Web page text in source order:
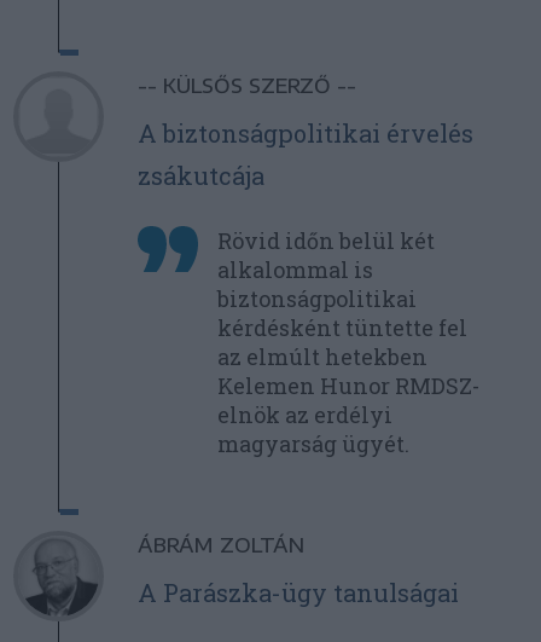
-- KÜLSŐS SZERZŐ --
A biztonságpolitikai érvelés
zsákutcája
Rövid időn belül két
alkalommal is
biztonságpolitikai
kérdésként tüntette fel
az elmúlt hetekben
Kelemen Hunor RMDSZ-
elnök az erdélyi
magyarság ügyét.
ÁBRÁM ZOLTÁN
A Parászka-ügy tanulságai